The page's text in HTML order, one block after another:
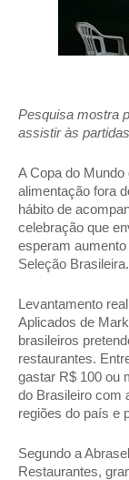
Pesquisa mostra
assistir às
A Copa do
alimentação fora
hábito de
celebração que
esperam
Seleção Brasileira.
Levantamento
Aplicados de
brasileiros
restaurantes.
gastar R$ 100 ou
do Brasileiro com
regiões do país e
Segundo a
Restaurantes,